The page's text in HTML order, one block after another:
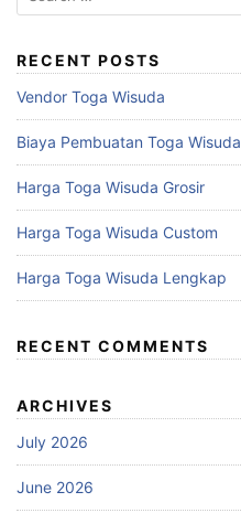
for:
RECENT POSTS
Vendor Toga Wisuda
Biaya Pembuatan Toga Wisuda
Harga Toga Wisuda Grosir
Harga Toga Wisuda Custom
Harga Toga Wisuda Lengkap
RECENT COMMENTS
ARCHIVES
July 2026
June 2026